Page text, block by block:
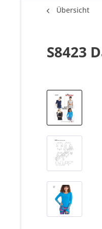
Übersicht
S8423